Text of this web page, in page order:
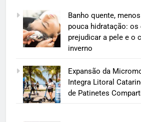
Banho quente,
pouca hidratação:
prejudicar a pele e o
inverno
Expansão da
Integra Litoral
de Patinetes